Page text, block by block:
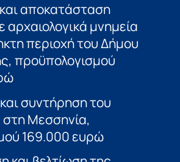
αποκατάσταση
μνημεία
περιοχή του Δήμου
προϋπολογισμού
συντήρηση του
Μεσσηνία,
169.000 ευρώ